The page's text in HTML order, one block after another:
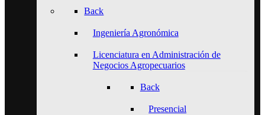
Back
Ingeniería Agronómica
Licenciatura en Administración de
Negocios Agropecuarios
Back
Presencial